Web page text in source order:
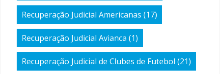
Recuperação Judicial Americanas (17)
Recuperação Judicial Avianca (1)
Recuperação Judicial de Clubes de Futebol (21)